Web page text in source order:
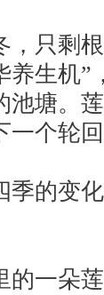
只剩根
养生机”
池塘。
一个轮
的变化
一朵莲